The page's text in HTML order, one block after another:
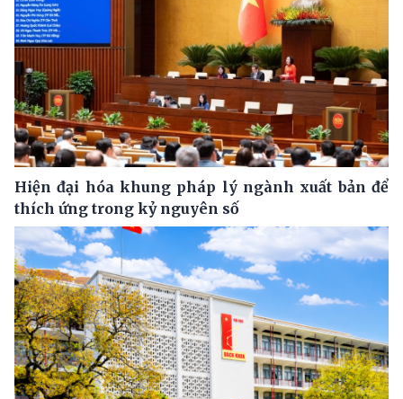
Hiện đại hóa khung pháp lý ngành xuất bản để
thích ứng trong kỷ nguyên số